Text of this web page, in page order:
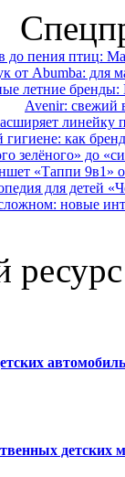
до пения птиц:
от Abumba: для
летние
Avenir: свежий
линейку
как
зелёного» до
«Таппи 9в1»
для детей
новые
детских